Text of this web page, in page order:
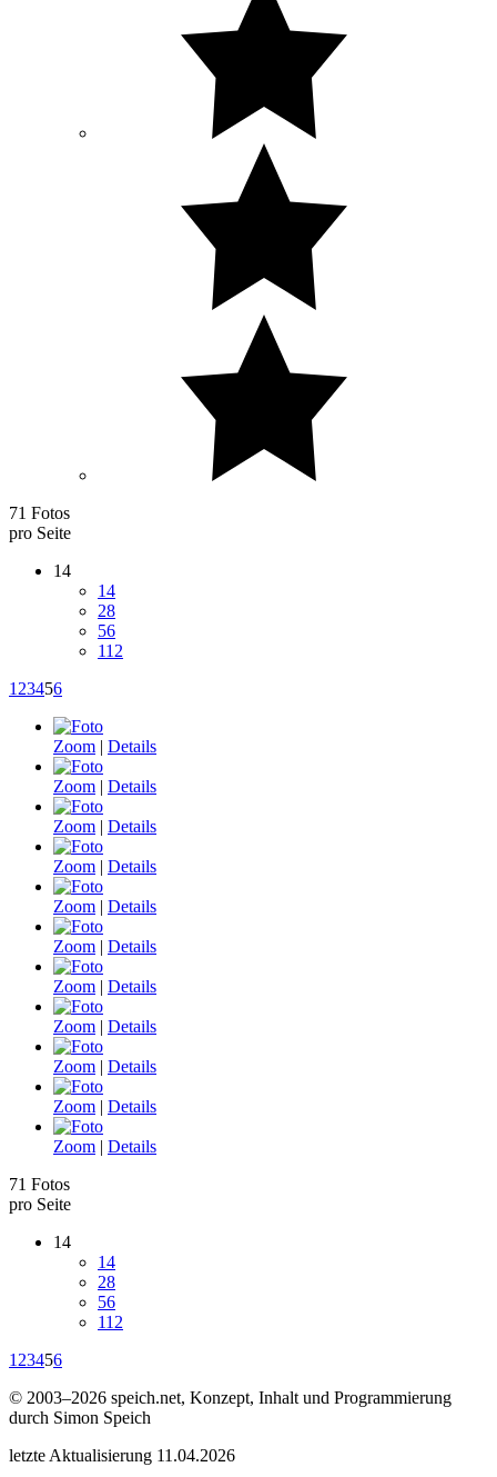
71 Fotos
pro Seite
14
14
28
56
112
1 23456
Zoom | Details
Zoom | Details
Zoom | Details
Zoom | Details
Zoom | Details
Zoom | Details
Zoom | Details
Zoom | Details
Zoom | Details
Zoom | Details
Zoom | Details
71 Fotos
pro Seite
14
14
28
56
112
1 23456
© 2003–2026 speich.net, Konzept, Inhalt und Programmierung
durch Simon Speich
letzte Aktualisierung 11.04.2026